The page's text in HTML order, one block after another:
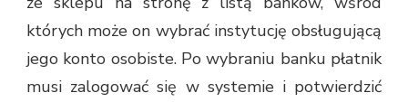
których może on wybrać instytucję obsługującą
jego konto osobiste. Po wybraniu banku płatnik
musi zalogować się w systemie i potwierdzić